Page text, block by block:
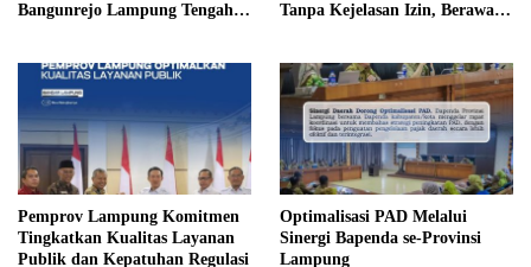
Bangunrejo Lampung Tengah
Tanpa Kejelasan Izin, Berawal
Polda Lampung
Pemprov Lampung Komitmen
Tingkatkan Kualitas Layanan
Publik dan Kepatuhan Regulasi
Optimalisasi PAD Melalui
Sinergi Bapenda se-Provinsi
Lampung